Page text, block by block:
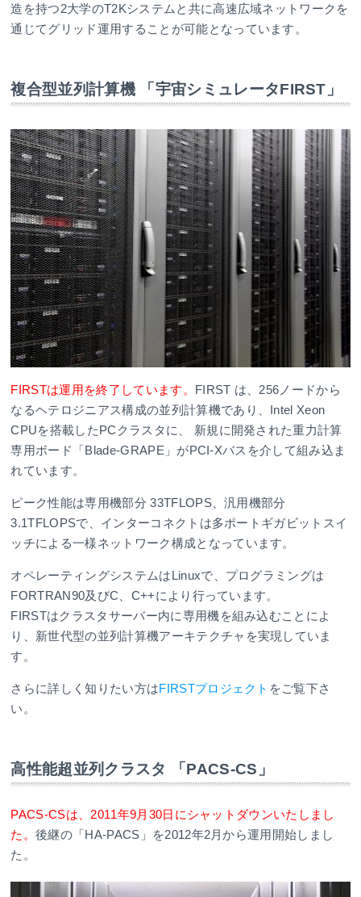
造を持つ2大学のT2Kシステムと共に高速広域ネットワークを
通じてグリッド運用することが可能となっています。
複合型並列計算機 「宇宙シミュレータFIRST」
FIRSTは運用を終了しています。 FIRST は、256ノードから
なるヘテロジニアス構成の並列計算機であり、Intel Xeon
CPUを搭載したPCクラスタに、 新規に開発された重力計算
専用ボード「Blade-GRAPE」がPCI-Xバスを介して組み込ま
れています。
ピーク性能は専用機部分 33TFLOPS、汎用機部分
3.1TFLOPSで、インターコネクトは多ポートギガビットスイ
ッチによる一様ネットワーク構成となっています。
オペレーティングシステムはLinuxで、プログラミングは
FORTRAN90及びC、C++により行っています。
FIRSTはクラスタサーバー内に専用機を組み込むことによ
り、新世代型の並列計算機アーキテクチャを実現していま
す。
さらに詳しく知りたい方はFIRSTプロジェクト をご覧下さ
い。
高性能超並列クラスタ 「PACS-CS」
PACS-CSは、2011年9月30日にシャットダウンいたしまし
た。後継の「HA-PACS」を2012年2月から運用開始しまし
た。